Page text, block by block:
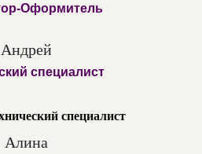
Оформитель
Андрей
специалист
специалист
Алина